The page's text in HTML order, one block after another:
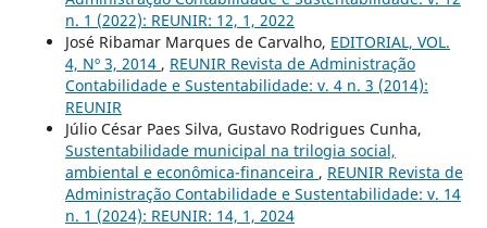
n. 1 (2022): REUNIR: 12, 1, 2022
José Ribamar Marques de Carvalho, EDITORIAL, VOL.
4, Nº 3, 2014 , REUNIR Revista de Administração
Contabilidade e Sustentabilidade: v. 4 n. 3 (2014):
REUNIR
Júlio César Paes Silva, Gustavo Rodrigues Cunha,
Sustentabilidade municipal na trilogia social,
ambiental e econômica-financeira , REUNIR Revista de
Administração Contabilidade e Sustentabilidade: v. 14
n. 1 (2024): REUNIR: 14, 1, 2024